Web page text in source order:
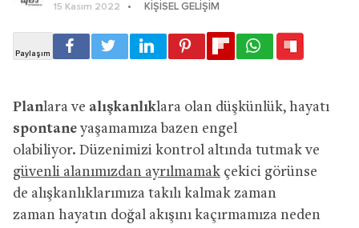
15 Kasım 2022 KIŞISEL GELIŞIM
Planlara ve alışkanlıklara olan düşkünlük, hayatı
spontaneyaşamamıza bazen engel
olabiliyor. Düzenimizi kontrol altında tutmak ve
güvenli alanımızdan ayrılmamak çekici görünse
de alışkanlıklarımıza takılı kalmak zaman
zaman hayatın doğal akışını kaçırmamıza neden